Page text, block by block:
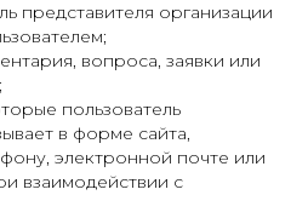
представителя организации
вопроса, заявки или
пользователь
в форме сайта,
электронной почте или
взаимодействии с